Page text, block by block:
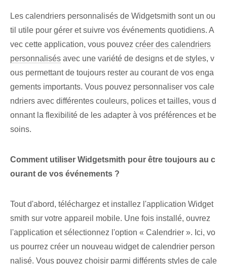
Les calendriers personnalisés de Widgetsmith sont un ou
til utile pour gérer et suivre vos événements quotidiens. A
vec cette application, vous pouvez créer des calendriers
personnalisés avec une variété de designs et de styles, v
ous permettant de toujours rester au courant de vos enga
gements importants. Vous pouvez personnaliser ‌vos cale
ndriers⁢ avec différentes couleurs, polices et ‍tailles, vous d
onnant la flexibilité de les adapter à vos préférences et be
soins.
Comment utiliser Widgetsmith pour être toujours au c
ourant de vos événements ?
Tout d'abord, téléchargez⁤ et installez l'application Widget
smith sur votre appareil mobile. Une fois installé, ouvrez
l'application et sélectionnez l'option « Calendrier ». Ici, vo
us pourrez créer un nouveau widget de calendrier person
nalisé. Vous pouvez choisir parmi différents styles de cale